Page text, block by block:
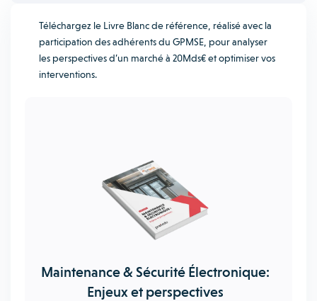
Téléchargez le Livre Blanc de référence, réalisé avec la
participation des adhérents du GPMSE, pour analyser
les perspectives d’un marché à 20Mds€ et optimiser vos
interventions.
Maintenance & Sécurité Électronique:
Enjeux et perspectives